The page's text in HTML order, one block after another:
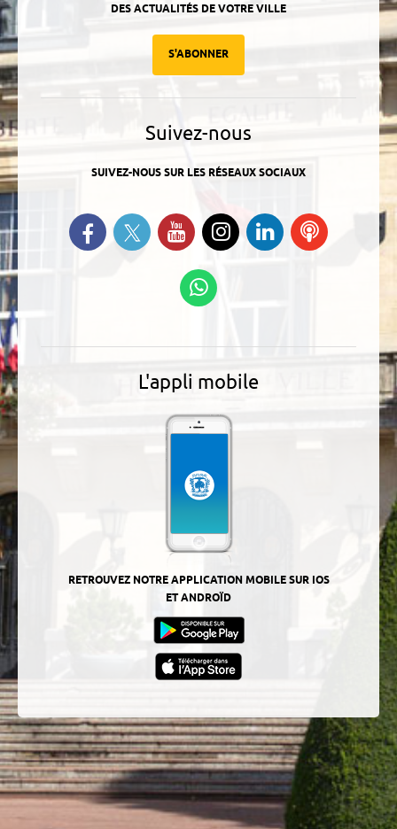
DES ACTUALITÉS DE VOTRE VILLE
S'ABONNER
Suivez-nous
SUIVEZ-NOUS SUR LES RÉSEAUX SOCIAUX
Retrouvez-nous sur Facebook
Suivez-nous sur Twitter
Suivez-nous sur YouTube
Suivez-nous sur
Instagram
Retrouvez-
nous sur
Ecoutez
L'appli mobile
RETROUVEZ NOTRE APPLICATION MOBILE SUR IOS
ET ANDROÏD